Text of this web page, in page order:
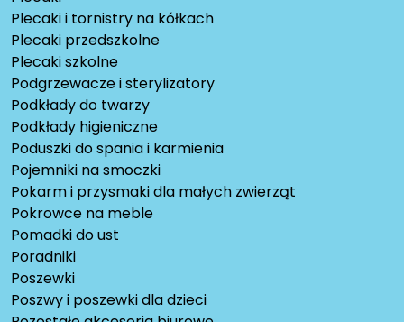
Plecaki i tornistry na kółkach
Plecaki przedszkolne
Plecaki szkolne
Podgrzewacze i sterylizatory
Podkłady do twarzy
Podkłady higieniczne
Poduszki do spania i karmienia
Pojemniki na smoczki
Pokarm i przysmaki dla małych zwierząt
Pokrowce na meble
Pomadki do ust
Poradniki
Poszewki
Poszwy i poszewki dla dzieci